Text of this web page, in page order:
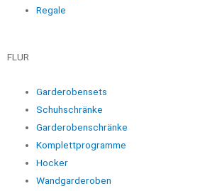
Regale
FLUR
Garderobensets
Schuhschränke
Garderobenschränke
Komplettprogramme
Hocker
Wandgarderoben